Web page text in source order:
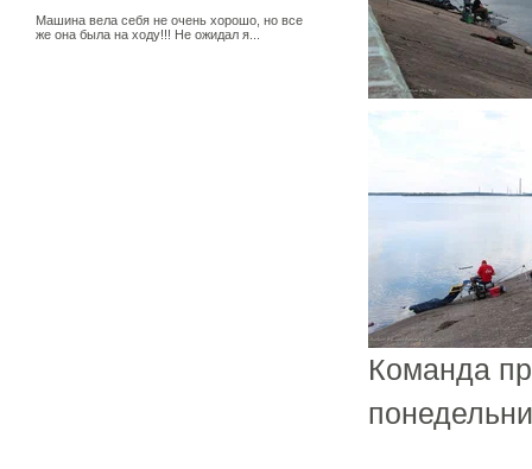
Машина вела себя не очень хорошо, но все
же она была на ходу!!! Не ожидал я...
Команда